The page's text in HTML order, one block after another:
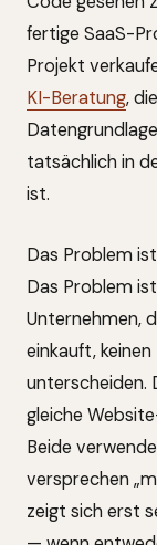
fertige SaaS-
Projekt
KI-Beratung,
tatsächlich in
ist.
Das Problem
Das Problem
Unternehmen,
einkauft,
unterscheiden.
gleiche
Beide
versprechen
zeigt sich erst